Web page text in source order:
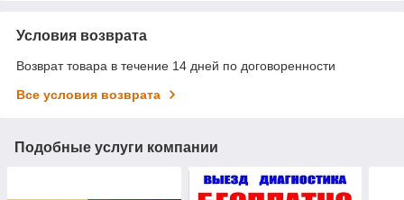
Условия возврата
Возврат товара в течение 14 дней по договоренности
Все условия возврата
Подобные услуги компании